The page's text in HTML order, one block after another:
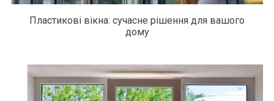
Пластикові вікна: сучасне рішення для вашого
дому